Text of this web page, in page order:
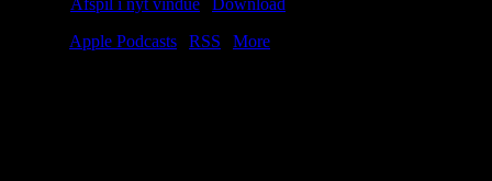
Afspil i nyt vindue Download
Apple Podcasts RSS
More